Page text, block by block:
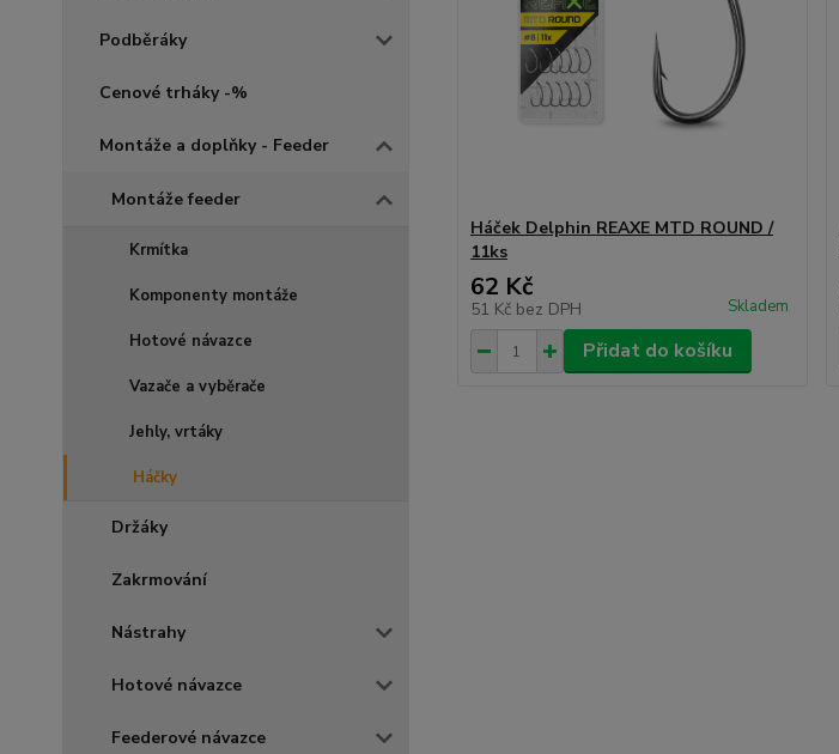
Podběráky
Cenové trháky -%
Montáže a doplňky - Feeder
Montáže feeder
Krmítka
Komponenty montáže
Hotové návazce
Vazače a vyběrače
Jehly, vrtáky
Háčky
Držáky
Zakrmování
Nástrahy
Hotové návazce
Feederové návazce
Háček Delphin REAXE MTD ROUND /
11ks
62 Kč
51 Kč bez DPH Skladem
Přidat do košíku